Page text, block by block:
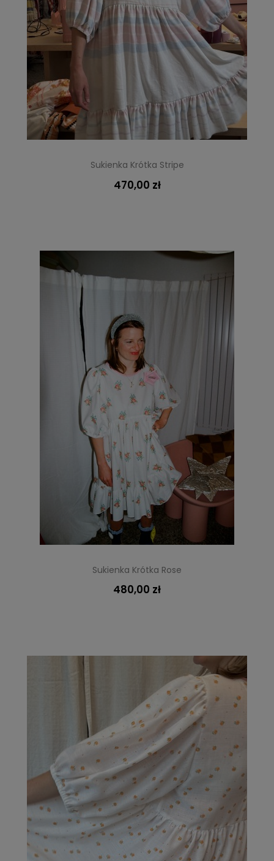
Sukienka Krótka Stripe
470,00 zł
Sukienka Krótka Rose
480,00 zł